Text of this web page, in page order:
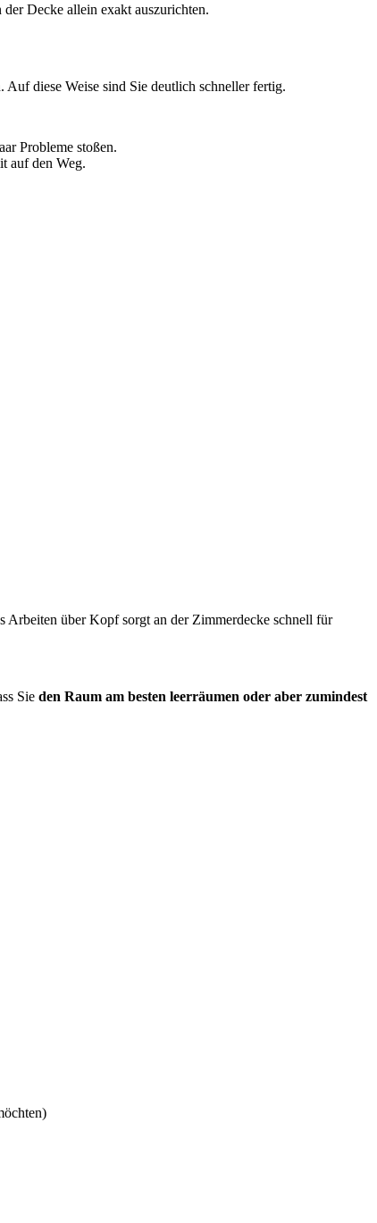
Decke allein exakt auszurichten.
diese Weise sind Sie deutlich schneller fertig.
Probleme stoßen.
auf den Weg.
Arbeiten über Kopf sorgt an der Zimmerdecke schnell für
Sie den Raum am besten leerräumen oder aber zumindest